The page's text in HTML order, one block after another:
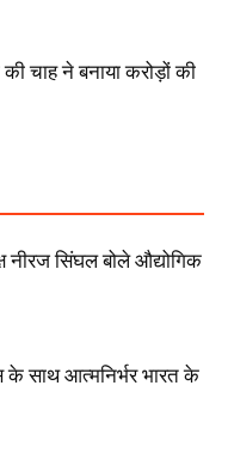
चाह ने बनाया करोड़ों की
नीरज सिंघल बोले औद्योगिक
के साथ आत्मनिर्भर भारत के